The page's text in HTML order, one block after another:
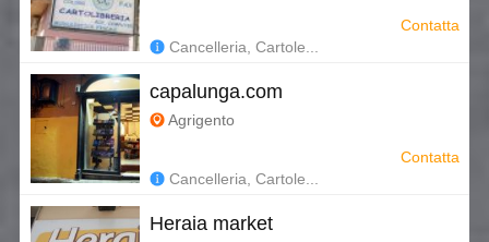
Cancelleria, Cartole...
Contatta
capalunga.com
Agrigento
Cancelleria, Cartole...
Contatta
Heraia market